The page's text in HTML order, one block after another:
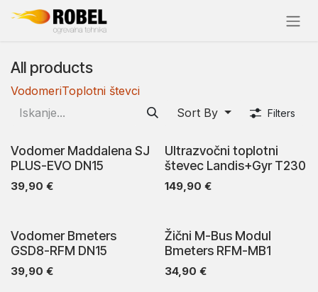
Skip to Content
All products
VodomeriToplotni števci
Sort By
Filters
Vodomer Maddalena SJ
PLUS-EVO DN15
39,90 €
Ultrazvočni toplotni
števec Landis+Gyr T230
149,90 €
Vodomer Bmeters
GSD8-RFM DN15
39,90 €
Žični M-Bus Modul
Bmeters RFM-MB1
34,90 €